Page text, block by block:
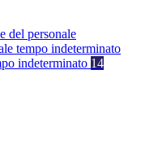
del personale
tempo indeterminato
indeterminato 14